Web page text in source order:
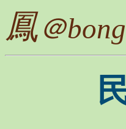
鳳＠bong